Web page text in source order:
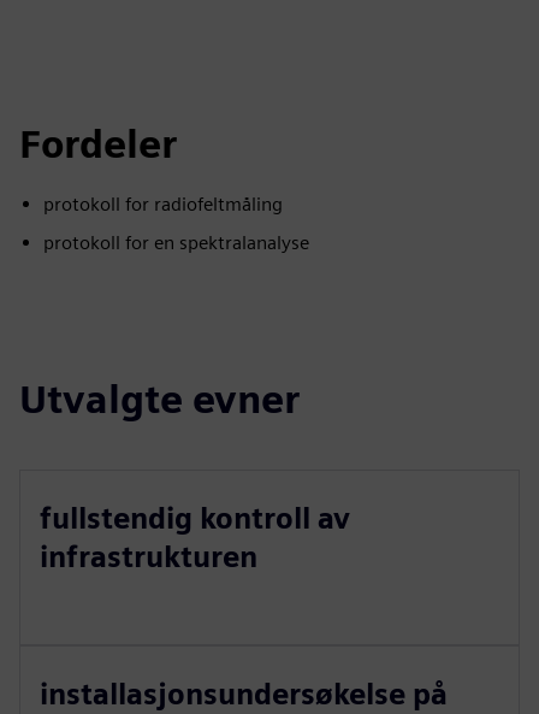
Fordeler
protokoll for radiofeltmåling
protokoll for en spektralanalyse
Utvalgte evner
fullstendig kontroll av
infrastrukturen
installasjonsundersøkelse på